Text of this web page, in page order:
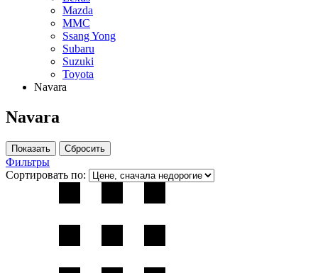
Mazda
MMC
Ssang Yong
Subaru
Suzuki
Toyota
Navara
Navara
Фильтры
Сортировать по: